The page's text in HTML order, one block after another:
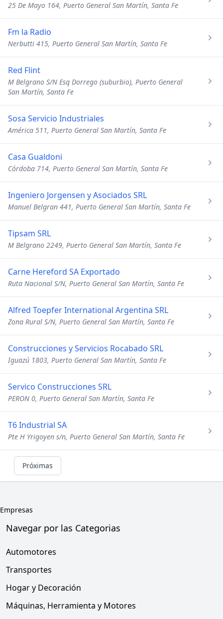
25 De Mayo 164, Puerto General San Martín, Santa Fe
Fm la Radio
Nerbutti 415, Puerto General San Martín, Santa Fe
Red Flint
M Belgrano S/N Esq Dorrego (suburbio), Puerto General
San Martín, Santa Fe
Sosa Servicio Industriales
América 511, Puerto General San Martín, Santa Fe
Casa Gualdoni
Córdoba 714, Puerto General San Martín, Santa Fe
Ingeniero Jorgensen y Asociados SRL
Manuel Belgran 441, Puerto General San Martín, Santa Fe
Tipsam SRL
M Belgrano 2249, Puerto General San Martín, Santa Fe
Carne Hereford SA Exportado
Ruta Nacional S/N, Puerto General San Martín, Santa Fe
Alfred Toepfer International Argentina SRL
Zona Rural S/N, Puerto General San Martín, Santa Fe
Construcciones y Servicios Rocabado SRL
Iguazú 1803, Puerto General San Martín, Santa Fe
Servico Construcciones SRL
PERON 0, Puerto General San Martín, Santa Fe
T6 Industrial SA
Pte H Yrigoyen s/n, Puerto General San Martín, Santa Fe
Próximas
Empresas
Navegar por las Categorias
Automotores
Transportes
Hogar y Decoración
Máquinas, Herramienta y Motores